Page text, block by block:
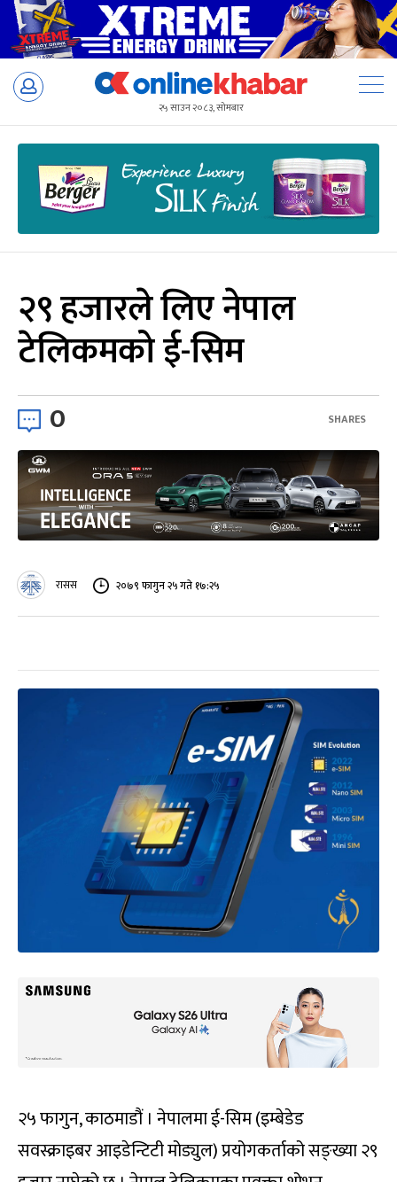
Skip
२५ साउन २०८३, सोमबार
२९ हजारले लिए नेपाल
टेलिकमको ई-सिम
0 SHARES
रासस २०७९ फागुन २५ गते १७:२५
२५ फागुन, काठमाडौं । नेपालमा ई-सिम (इम्बेडेड
सवस्क्राइबर आइडेन्टिटी मोड्युल) प्रयोगकर्ताको सङ्ख्या २९